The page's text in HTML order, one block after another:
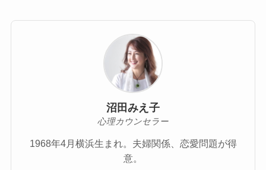
沼田みえ子
心理カウンセラー
1968年4月横浜生まれ。夫婦関係、恋愛問題が得
意。